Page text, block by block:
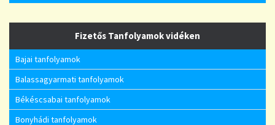
Fizetős Tanfolyamok vidéken
Bajai tanfolyamok
Balassagyarmati tanfolyamok
Békéscsabai tanfolyamok
Bonyhádi tanfolyamok